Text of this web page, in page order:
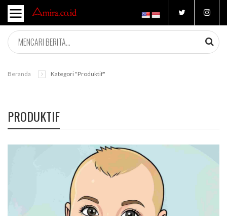
Beranda Kategori "produktif"
PRODUKTIF